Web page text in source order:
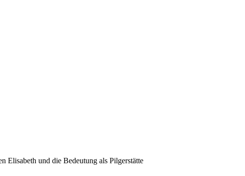
Elisabeth und die Bedeutung als Pilgerstätte